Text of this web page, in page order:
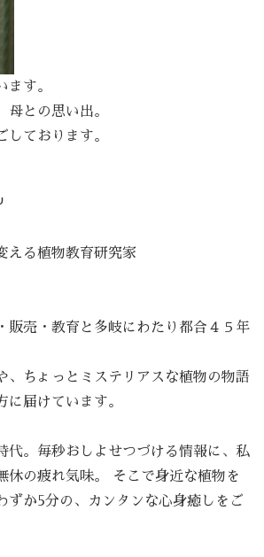
ます。
母との思い出。
しております。
える植物教育研究家
販売・教育と多岐にわたり都合４５年
、ちょっとミステリアスな植物の物語
に届けています。
代。毎秒おしよせつづける情報に、私
休の疲れ気味。 そこで身近な植物を
ずか5分の、カンタンな心身癒しをご